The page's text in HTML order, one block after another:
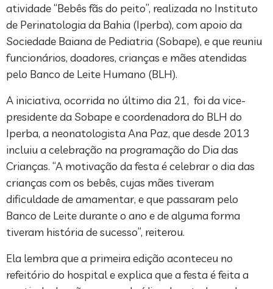
atividade “Bebês fãs do peito”, realizada no Instituto
de Perinatologia da Bahia (Iperba), com apoio da
Sociedade Baiana de Pediatria (Sobape), e que reuniu
funcionários, doadores, crianças e mães atendidas
pelo Banco de Leite Humano (BLH).
A iniciativa, ocorrida no último dia 21, foi da vice-
presidente da Sobape e coordenadora do BLH do
Iperba, a neonatologista Ana Paz, que desde 2013
incluiu a celebração na programação do Dia das
Crianças. “A motivação da festa é celebrar o dia das
crianças com os bebês, cujas mães tiveram
dificuldade de amamentar, e que passaram pelo
Banco de Leite durante o ano e de alguma forma
tiveram história de sucesso”, reiterou.
Ela lembra que a primeira edição aconteceu no
refeitório do hospital e explica que a festa é feita a